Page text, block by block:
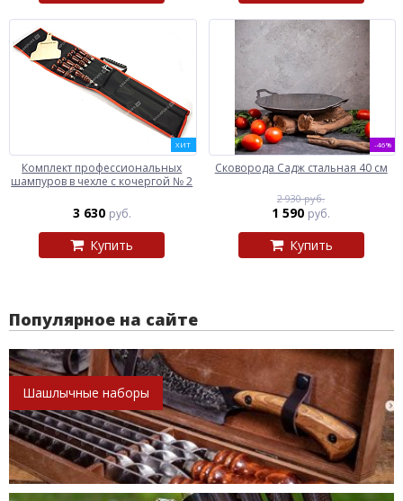
ХИТ
Комплект профессиональных
шампуров в чехле с кочергой № 2
3 630 руб.
Купить
-46%
Сковорода Садж стальная 40 см
2 930 руб.
1 590 руб.
Купить
Популярное на сайте
Шашлычные наборы